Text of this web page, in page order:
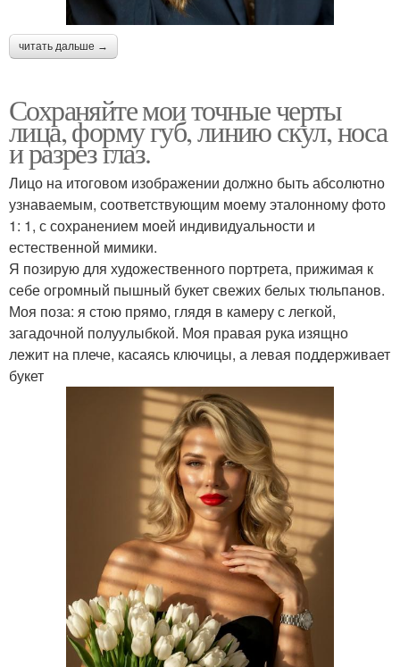
читать дальше →
Сохраняйте мои точные черты
лица, форму губ, линию скул, носа
и разрез глаз.
Лицо на итоговом изображении должно быть абсолютно
узнаваемым, соответствующим моему эталонному фото
1: 1, с сохранением моей индивидуальности и
естественной мимики.
Я позирую для художественного портрета, прижимая к
себе огромный пышный букет свежих белых тюльпанов.
Моя поза: я стою прямо, глядя в камеру с легкой,
загадочной полуулыбкой. Моя правая рука изящно
лежит на плече, касаясь ключицы, а левая поддерживает
букет